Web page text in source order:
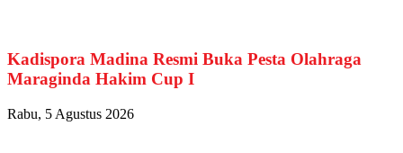
Kadispora Madina Resmi Buka Pesta Olahraga
Maraginda Hakim Cup I
Rabu, 5 Agustus 2026